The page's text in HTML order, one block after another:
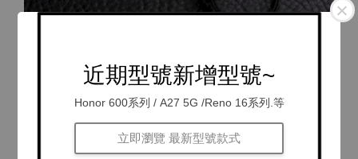
近期型號新增型號~
Honor 600系列 / A27 5G /Reno 16系列.等
立即瀏覽 最新型號款式